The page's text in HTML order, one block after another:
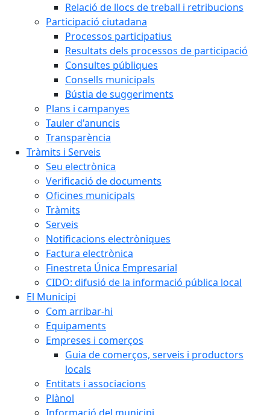
Relació de llocs de treball i retribucions
Participació ciutadana
Processos participatius
Resultats dels processos de participació
Consultes públiques
Consells municipals
Bústia de suggeriments
Plans i campanyes
Tauler d'anuncis
Transparència
Tràmits i Serveis
Seu electrònica
Verificació de documents
Oficines municipals
Tràmits
Serveis
Notificacions electròniques
Factura electrònica
Finestreta Única Empresarial
CIDO: difusió de la informació pública local
El Municipi
Com arribar-hi
Equipaments
Empreses i comerços
Guia de comerços, serveis i productors
locals
Entitats i associacions
Plànol